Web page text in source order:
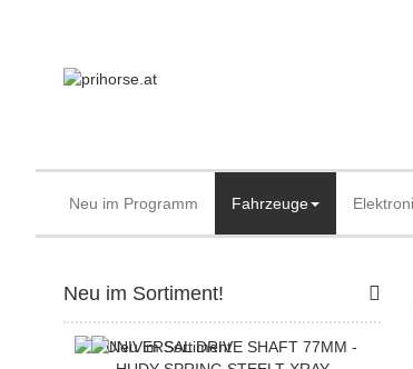
Neu im Programm Fahrzeuge
Neu im Sortiment!